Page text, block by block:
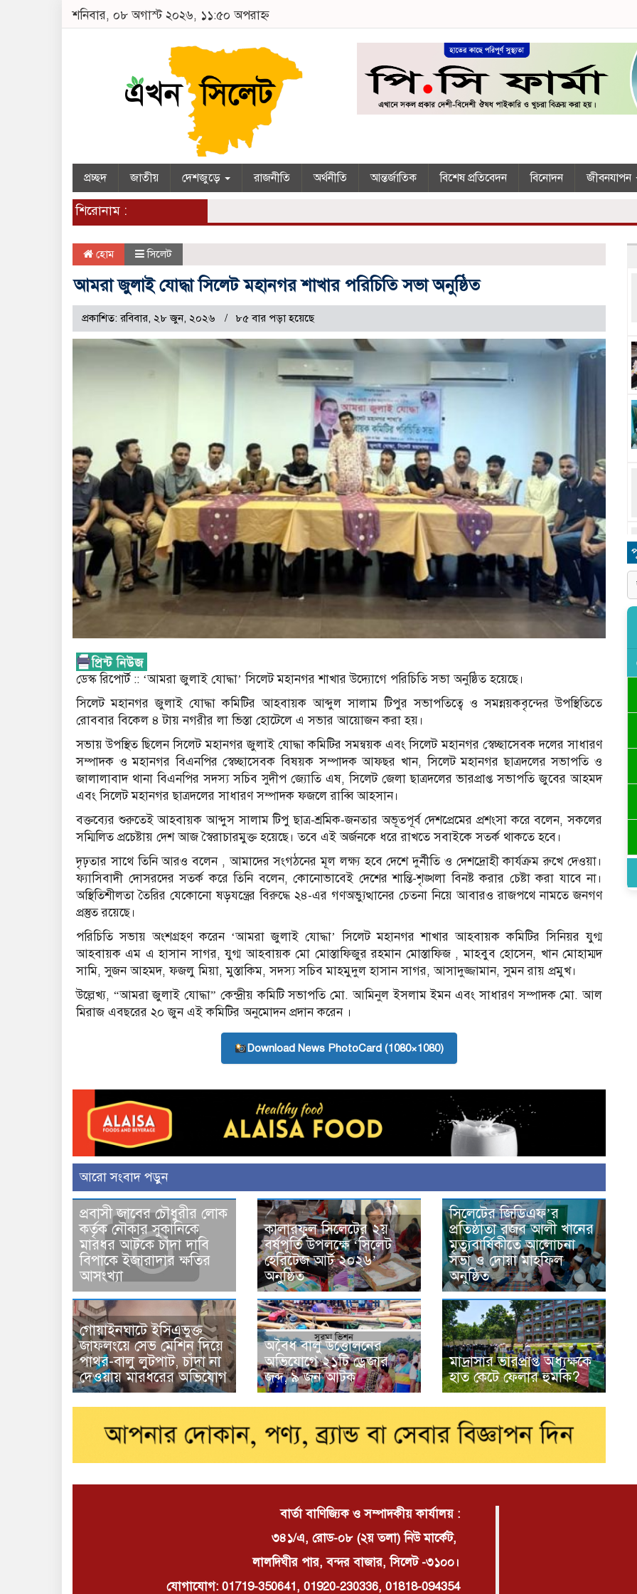
শনিবার, ০৮ অগাস্ট ২০২৬, ১১:৫০ অপরাহ্ন
প্রচ্ছদ জাতীয় দেশজুড়ে রাজনীতি অর্থনীতি আন্তর্জাতিক বিশেষ প্রতিবেদন বিনোদন জীবনযাপন
শিরোনাম :
হোম সিলেট
আমরা জুলাই যোদ্ধা সিলেট মহানগর শাখার পরিচিতি সভা অনুষ্ঠিত
প্রকাশিত: রবিবার, ২৮ জুন, ২০২৬ ৮৫ বার পড়া হয়েছে
ডেস্ক রিপোর্ট :: ‘আমরা জুলাই যোদ্ধা’ সিলেট মহানগর শাখার উদ্যোগে পরিচিতি সভা অনুষ্ঠিত হয়েছে।
সিলেট মহানগর জুলাই যোদ্ধা কমিটির আহবায়ক আব্দুল সালাম টিপুর সভাপতিত্বে ও সমন্নয়কবৃন্দের উপস্থিতিতে
রোববার বিকেল ৪ টায় নগরীর লা ভিস্তা হোটেলে এ সভার আয়োজন করা হয়।
সভায় উপস্থিত ছিলেন সিলেট মহানগর জুলাই যোদ্ধা কমিটির সমন্বয়ক এবং সিলেট মহানগর স্বেচ্ছাসেবক দলের সাধারণ
সম্পাদক ও মহানগর বিএনপির স্বেচ্ছাসেবক বিষয়ক সম্পাদক আফছর খান, সিলেট মহানগর ছাত্রদলের সভাপতি ও
জালালাবাদ থানা বিএনপির সদস্য সচিব সুদীপ জ্যোতি এষ, সিলেট জেলা ছাত্রদলের ভারপ্রাপ্ত সভাপতি জুবের আহমদ
এবং সিলেট মহানগর ছাত্রদলের সাধারণ সম্পাদক ফজলে রাব্বি আহসান।
​বক্তব্যের শুরুতেই আহবায়ক আব্দুস সালাম টিপু ছাত্র-শ্রমিক-জনতার অভূতপূর্ব দেশপ্রেমের প্রশংসা করে বলেন, সকলের
সম্মিলিত প্রচেষ্টায় দেশ আজ স্বৈরাচারমুক্ত হয়েছে। তবে এই অর্জনকে ধরে রাখতে সবাইকে সতর্ক থাকতে হবে।
দৃঢ়তার সাথে তিনি আরও বলেন , আমাদের সংগঠনের মূল লক্ষ্য হবে দেশে দুর্নীতি ও দেশদ্রোহী কার্যক্রম রুখে দেওয়া।
ফ্যাসিবাদী দোসরদের সতর্ক করে তিনি বলেন, কোনোভাবেই দেশের শান্তি-শৃঙ্খলা বিনষ্ট করার চেষ্টা করা যাবে না।
অস্থিতিশীলতা তৈরির যেকোনো ষড়যন্ত্রের বিরুদ্ধে ২৪-এর গণঅভ্যুত্থানের চেতনা নিয়ে আবারও রাজপথে নামতে জনগণ
প্রস্তুত রয়েছে।
পরিচিতি সভায় অংশগ্রহণ করেন ‘আমরা জুলাই যোদ্ধা’ সিলেট মহানগর শাখার আহবায়ক কমিটির সিনিয়র যুগ্ম
আহবায়ক এম এ হাসান সাগর, যুগ্ম আহবায়ক মো মোস্তাফিজুর রহমান মোস্তাফিজ , মাহবুব হোসেন, খান মোহাম্মদ
সামি, সুজন আহমদ, ফজলু মিয়া, মুস্তাকিম, সদস্য সচিব মাহমুদুল হাসান সাগর, আসাদুজ্জামান, সুমন রায় প্রমুখ।
উল্লেখ্য, “আমরা জুলাই যোদ্ধা” কেন্দ্রীয় কমিটি সভাপতি মো. আমিনুল ইসলাম ইমন এবং সাধারণ সম্পাদক মো. আল
মিরাজ এবছরের ২০ জুন এই কমিটির অনুমোদন প্রদান করেন ।
Download News PhotoCard (1080×1080)
আরো সংবাদ পড়ুন
প্রবাসী জাবের চৌধুরীর লোক
কর্তৃক নৌকার সুকানিকে
মারধর আটকে চাঁদা দাবি
বিপাকে ইজারাদার ক্ষতির
আসংখ্যা
কালারফুল সিলেটের ২য়
বর্ষপূর্তি উপলক্ষে ‘সিলেট
হেরিটেজ আর্ট ২০২৬’
অনুষ্ঠিত
সিলেটের জিডিএফ’র
প্রতিষ্ঠাতা রজব আলী খানের
মৃত্যুবার্ষিকীতে আলোচনা
সভা ও দোয়া মাহফিল
অনুষ্ঠিত
গোয়াইনঘাটে ইসিএভুক্ত
জাফলংয়ে সেভ মেশিন দিয়ে
পাথর-বালু লুটপাট, চাঁদা না
দেওয়ায় মারধরের অভিযোগ
অবৈধ বালু উত্তোলনের
অভিযোগে ২১টি ড্রেজার
জব্দ, ৯ জন আটক
মাদ্রাসার ভারপ্রাপ্ত অধ্যক্ষকে
হাত কেটে ফেলার হুমকি?
বার্তা বাণিজ্যিক ও সম্পাদকীয় কার্যালয় :
৩৪১/এ, রোড-০৮ (২য় তলা) নিউ মার্কেট,
লালদিঘীর পার, বন্দর বাজার, সিলেট -৩১০০।
যোগাযোগ: 01719-350641, 01920-230336, 01818-094354